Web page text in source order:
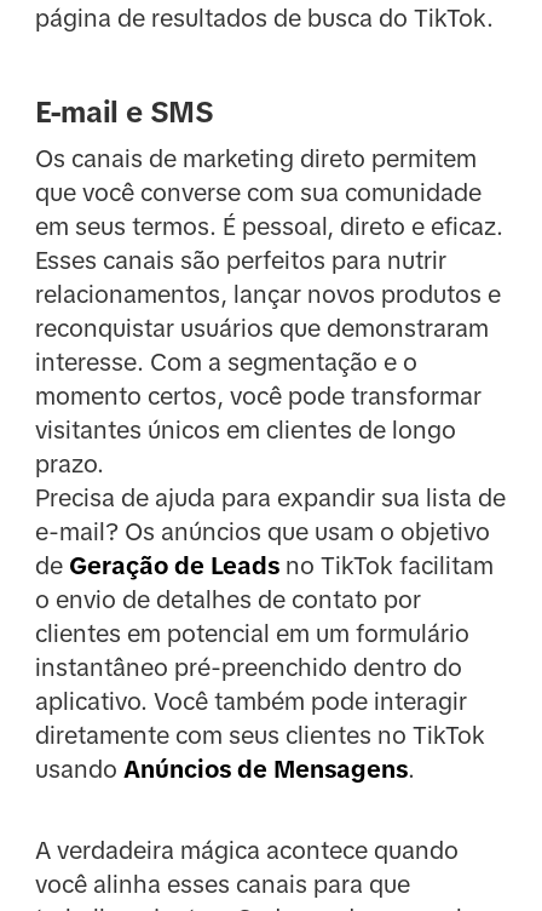
página de resultados de busca do TikTok.
E-mail e SMS
Os canais de marketing direto permitem
que você converse com sua comunidade
em seus termos. É pessoal, direto e eficaz.
Esses canais são perfeitos para nutrir
relacionamentos, lançar novos produtos e
reconquistar usuários que demonstraram
interesse. Com a segmentação e o
momento certos, você pode transformar
visitantes únicos em clientes de longo
prazo.
Precisa de ajuda para expandir sua lista de
e-mail? Os anúncios que usam o objetivo
de Geração de Leadsno TikTok facilitam
o envio de detalhes de contato por
clientes em potencial em um formulário
instantâneo pré-preenchido dentro do
aplicativo. Você também pode interagir
diretamente com seus clientes no TikTok
usando Anúncios de Mensagens.
A verdadeira mágica acontece quando
você alinha esses canais para que